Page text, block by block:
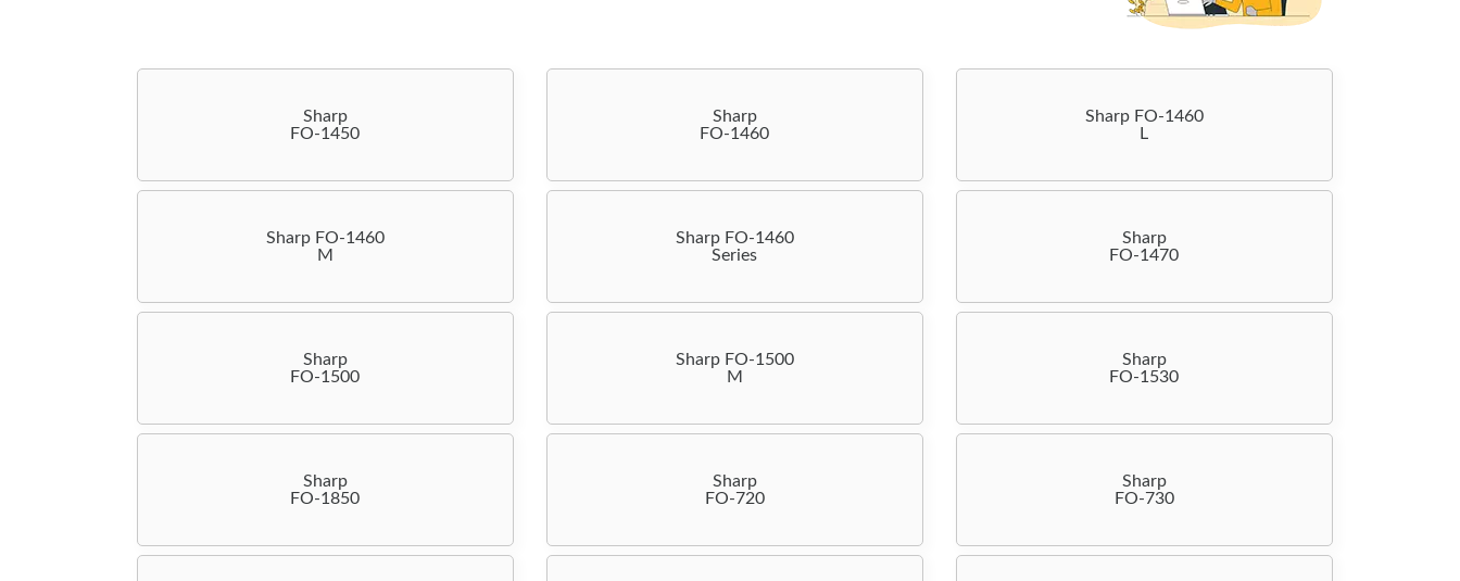
Sharp
FO-1450
Sharp
FO-1460
Sharp FO-1460
L
Sharp FO-1460
M
Sharp FO-1460
Series
Sharp
FO-1470
Sharp
FO-1500
Sharp FO-1500
M
Sharp
FO-1530
Sharp
FO-1850
Sharp
FO-720
Sharp
FO-730